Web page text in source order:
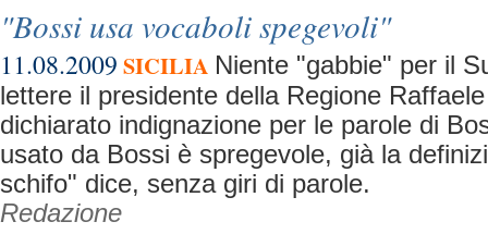
"Bossi usa vocaboli spegevoli"
11.08.2009 SICILIA Niente "gabbie" per il
lettere il presidente della Regione
dichiarato indignazione per le parole di
usato da Bossi è spregevole, già la
schifo" dice, senza giri di parole.
Redazione